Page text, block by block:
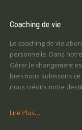
Coaching de vie
Le coaching de vie
personnelle. Dans
Gérer,le changement
bien nous subissons
nous créons notre
Lire Plus…